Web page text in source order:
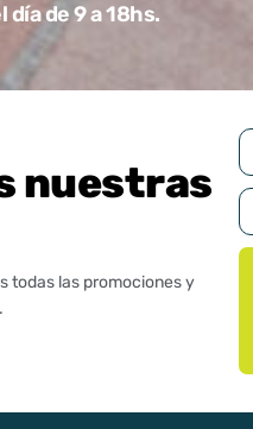
día de 9 a 18hs.
nuestras
todas las promociones y